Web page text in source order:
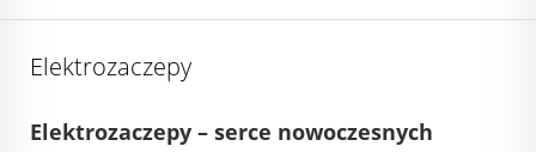
Elektrozaczepy
Elektrozaczepy – serce nowoczesnych